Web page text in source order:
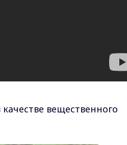
вещественного